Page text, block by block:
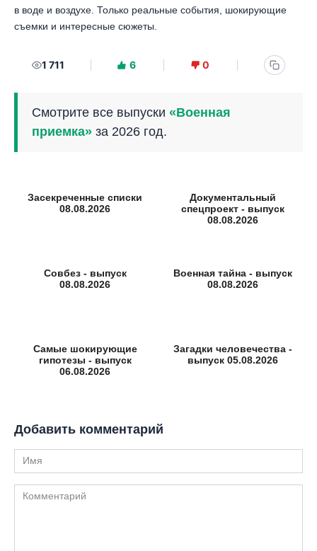
в воде и воздухе. Только реальные события, шокирующие
съемки и интересные сюжеты.
1 711 6 0
Смотрите все выпуски «Военная
приемка» за 2026 год.
Засекреченные списки
08.08.2026
Документальный
спецпроект - выпуск
08.08.2026
Совбез - выпуск
08.08.2026
Военная тайна - выпуск
08.08.2026
Самые шокирующие
гипотезы - выпуск
06.08.2026
Загадки человечества -
выпуск 05.08.2026
Добавить комментарий
Имя
Комментарий